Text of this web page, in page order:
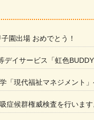
園出場 おめでとう！
デイサービス「虹色
「現代福祉マネジメント
症候群権威検査を行います